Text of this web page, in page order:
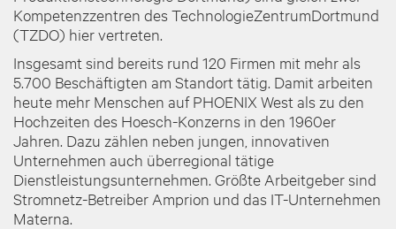
Kompetenzzentren des TechnologieZentrumDortmund
(TZDO) hier vertreten.
Insgesamt sind bereits rund 120 Firmen mit mehr als
5.700 Beschäftigten am Standort tätig. Damit arbeiten
heute mehr Menschen auf PHOENIX West als zu den
Hochzeiten des Hoesch-Konzerns in den 1960er
Jahren. Dazu zählen neben jungen, innovativen
Unternehmen auch überregional tätige
Dienstleistungsunternehmen. Größte Arbeitgeber sind
Stromnetz-Betreiber Amprion und das IT-Unternehmen
Materna.